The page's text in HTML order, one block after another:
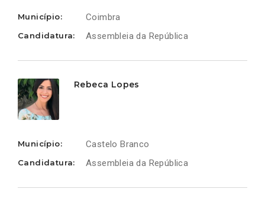
Município: Coimbra
Candidatura: Assembleia da República
Rebeca Lopes
Município: Castelo Branco
Candidatura: Assembleia da República